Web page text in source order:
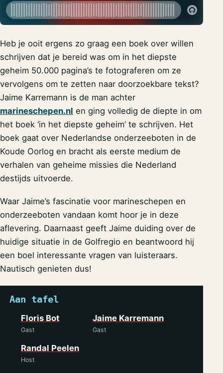
Heb je ooit ergens zo graag een boek over willen
schrijven dat je bereid was om in het diepste
geheim 50.000 pagina’s te fotograferen om ze
vervolgens om te zetten naar doorzoekbare tekst?
Jaime Karremann is de man achter
marineschepen.nl en ging volledig de diepte in om
het boek ‘in het diepste geheim’ te schrijven. Het
boek gaat over Nederlandse onderzeeboten in de
Koude Oorlog en bracht als eerste medium de
verhalen van geheime missies die Nederland
destijds uitvoerde.
Waar Jaime’s fascinatie voor marineschepen en
onderzeeboten vandaan komt hoor je in deze
aflevering. Daarnaast geeft Jaime duiding over de
huidige situatie in de Golfregio en beantwoord hij
een boel interessante vragen van luisteraars.
Nautisch genieten dus!
Aan tafel
Floris Bot
Gast
Jaime Karremann
Gast
Randal Peelen
Host